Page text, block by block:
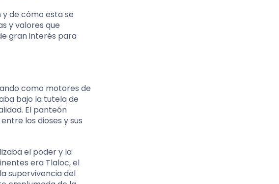
y de cómo esta se
y valores que
gran interés para
como motores de
bajo la tutela de
El panteón
los dioses y sus
el poder y la
era Tlaloc, el
supervivencia del